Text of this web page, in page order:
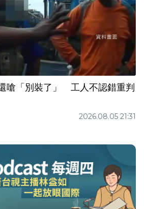
嗆「別裝了」 工人不認錯重判
2026.08.05 21:31